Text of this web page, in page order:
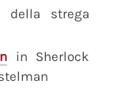
strega
in Sherlock